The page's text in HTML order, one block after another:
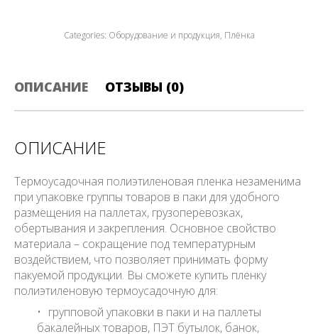
Categories: Оборудование и продукция, Плёнка
ОПИСАНИЕ ОТЗЫВЫ (0)
ОПИСАНИЕ
Термоусадочная полиэтиленовая пленка незаменима
при упаковке группы товаров в паки для удобного
размещения на паллетах, грузоперевозках,
обертывания и закрепления. Основное свойство
материала – сокращение под температурным
воздействием, что позволяет принимать форму
пакуемой продукции. Вы сможете купить пленку
полиэтиленовую термоусадочную для:
групповой упаковки в паки и на паллеты
бакалейных товаров, ПЭТ бутылок, банок,